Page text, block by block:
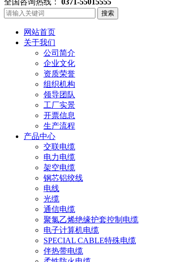
全国咨询热线： 0371-55015555
搜索
网站首页
关于我们
公司简介
企业文化
资质荣誉
组织机构
领导团队
工厂实景
开票信息
生产流程
产品中心
交联电缆
电力电缆
架空电缆
钢芯铝绞线
电线
光缆
通信电缆
聚氯乙烯绝缘护套控制电缆
电子计算机电缆
SPECIAL CABLE特殊电缆
伴热带电缆